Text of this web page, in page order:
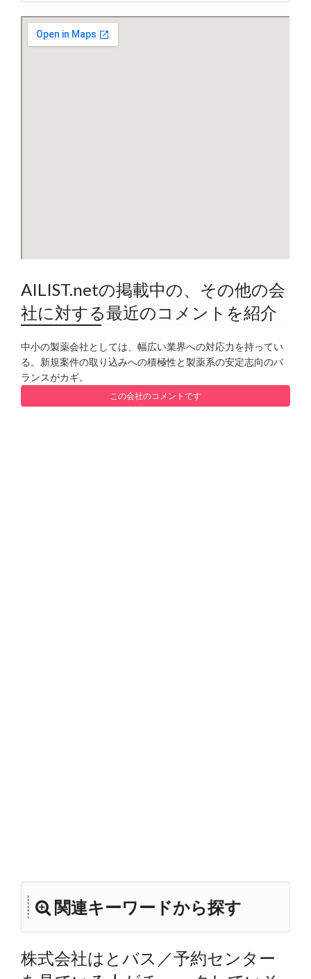
AILIST.netの掲載中の、その他の会
社に対する最近のコメントを紹介
中小の製薬会社としては、幅広い業界への対応力を持ってい
る。新規案件の取り込みへの積極性と製薬系の安定志向のバ
ランスがカギ。
この会社のコメントです
関連キーワードから探す
株式会社はとバス／予約センター